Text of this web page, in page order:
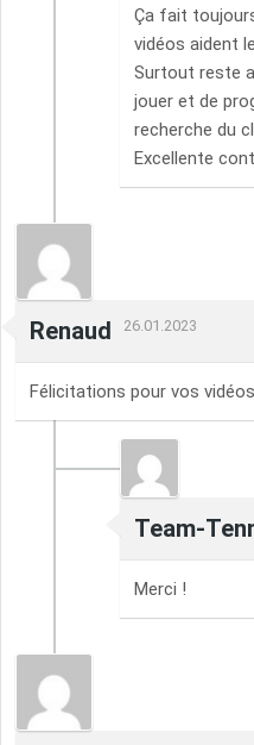
Ça fait
vidéos aident
Surtout reste
jouer et de
recherche du
Excellente
Renaud 26.01.2023
Félicitations pour vos
Team-
Merci !